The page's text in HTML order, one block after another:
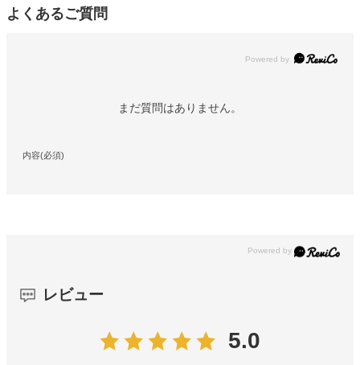
よくあるご質問
Powered by
まだ質問はありません。
内容(必須)
レビュー
5.0